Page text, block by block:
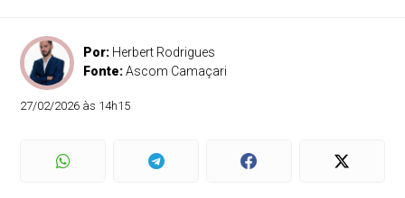
Por: Herbert Rodrigues
Fonte:Ascom Camaçari
27/02/2026 às 14h15